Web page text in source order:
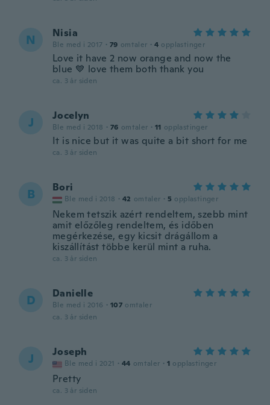
N Nisia
Ble med i 2017 · 79 omtaler · 4 opplastinger
Love it have 2 now orange and now the
blue 💙 love them both thank you
ca. 3 år siden
J Jocelyn
Ble med i 2018 · 76 omtaler · 11 opplastinger
It is nice but it was quite a bit short for me
ca. 3 år siden
B Bori
Ble med i 2018 · 42 omtaler · 5 opplastinger
Nekem tetszik azért rendeltem, szebb mint
amit előzőleg rendeltem, és időben
megérkezése, egy kicsit drágállom a
kiszállítást többe kerül mint a ruha.
ca. 3 år siden
D Danielle
Ble med i 2016 · 107 omtaler
ca. 3 år siden
J Joseph
Ble med i 2021 · 44 omtaler · 1 opplastinger
Pretty
ca. 3 år siden